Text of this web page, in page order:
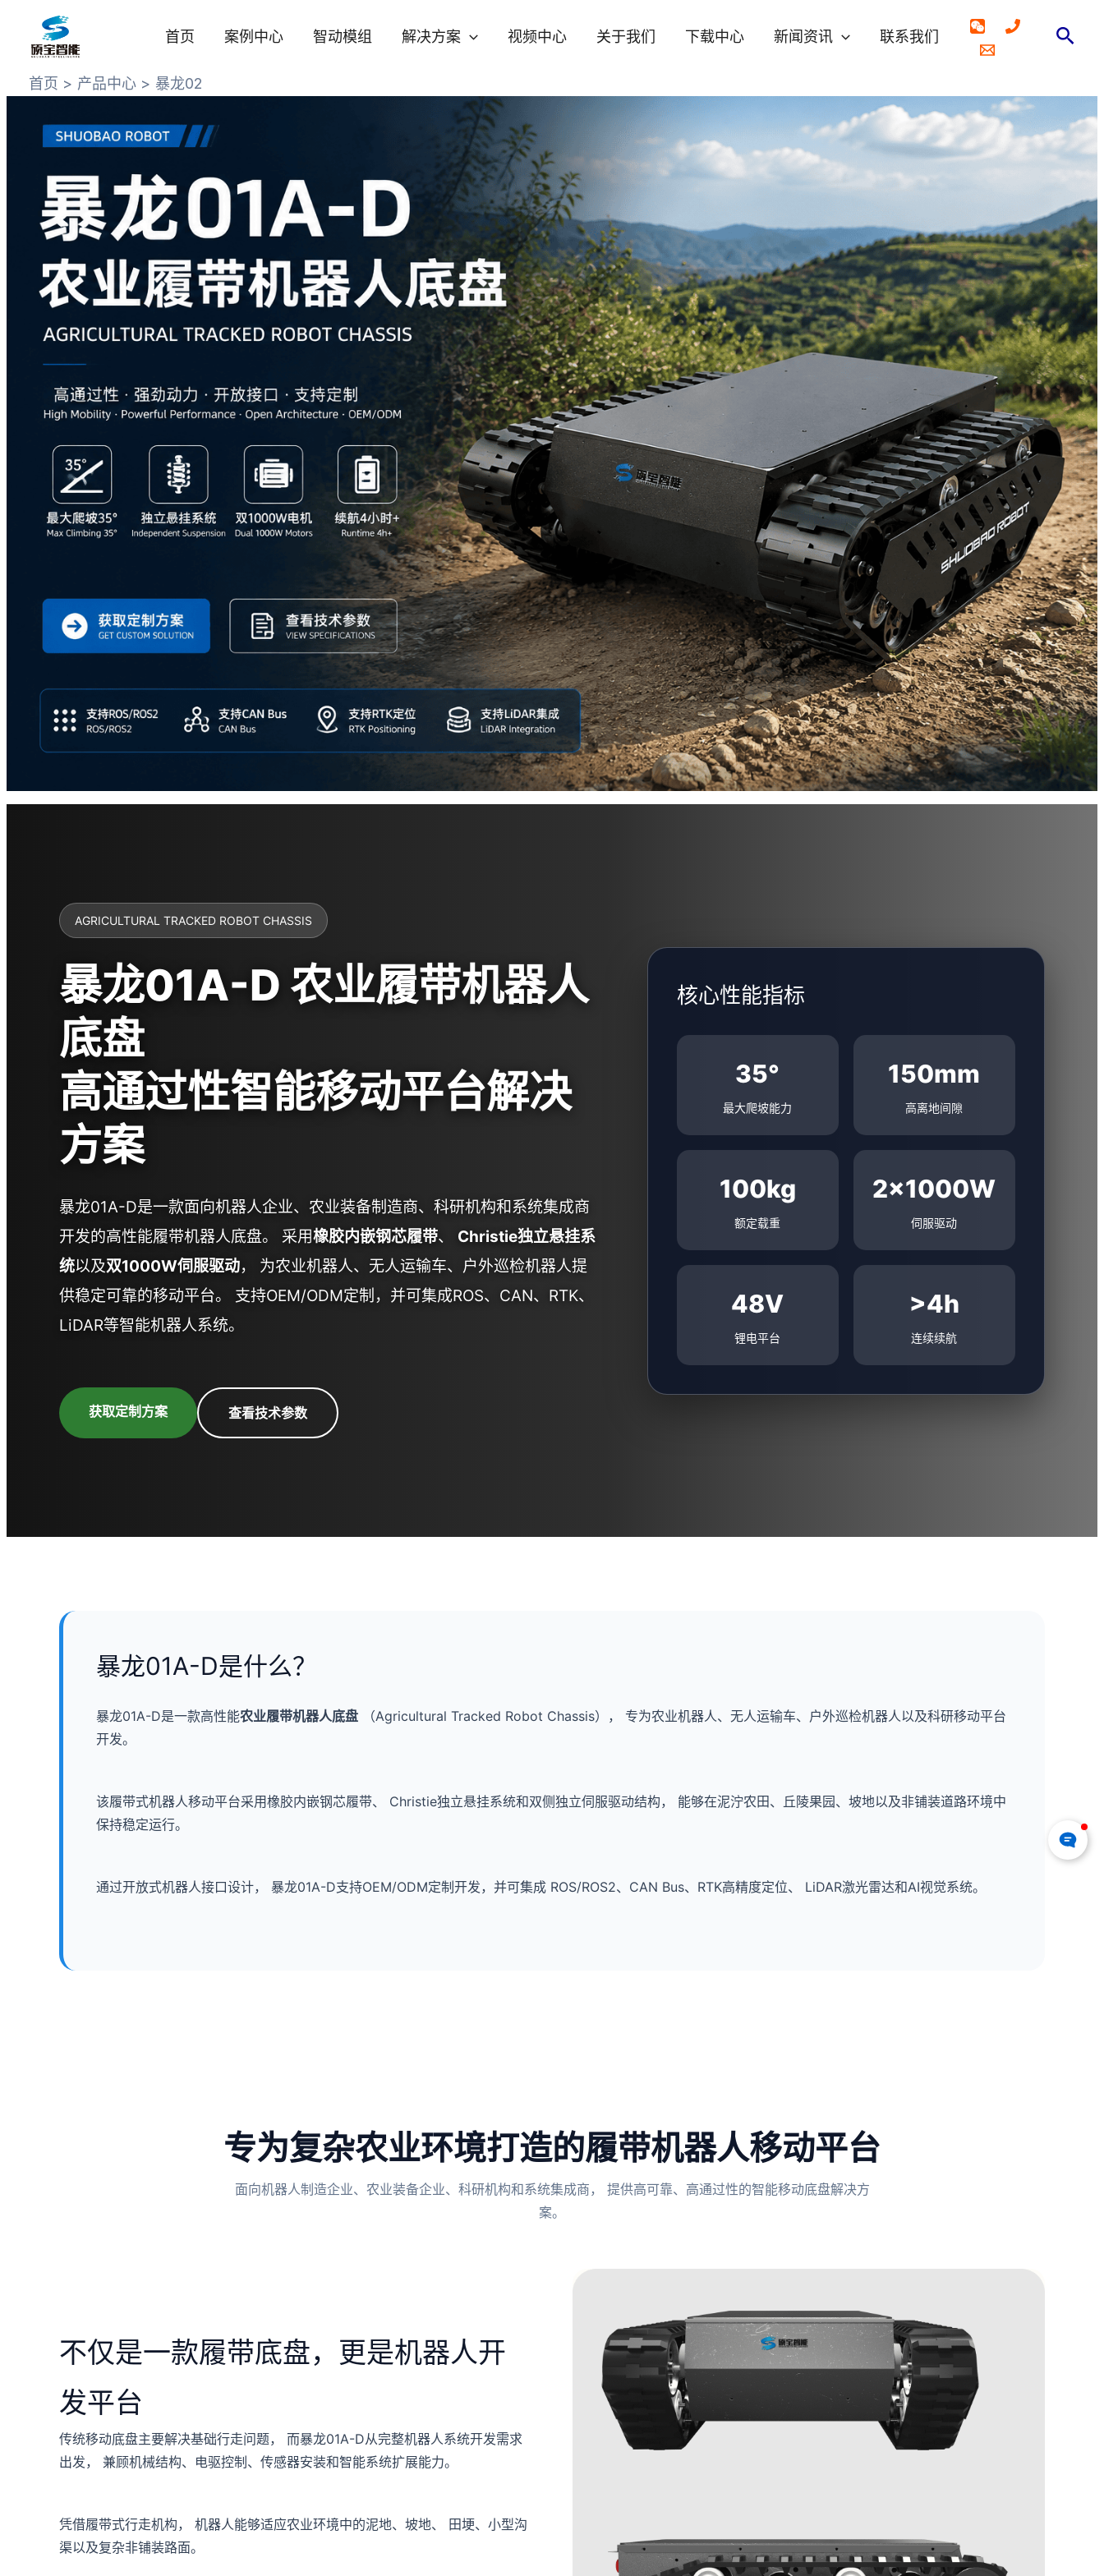
首页 案例中心 智动模组 解决方案 视频中心 关于我们 下载中心 新闻资讯 联系我们
搜
首页 产品中心 暴龙02
AGRICULTURAL TRACKED ROBOT CHASSIS
暴龙01A-D 农业履带机器人
底盘
高通过性智能移动平台解决
方案
暴龙01A-D是一款面向机器人企业、农业装备制造商、科研机构和系统集成商
开发的高性能履带机器人底盘。 采用橡胶内嵌钢芯履带、 Christie独立悬挂系
统以及双1000W伺服驱动， 为农业机器人、无人运输车、户外巡检机器人提
供稳定可靠的移动平台。 支持OEM/ODM定制，并可集成ROS、CAN、RTK、
LiDAR等智能机器人系统。
获取定制方案 查看技术参数
核心性能指标
35°
最大爬坡能力
150mm
高离地间隙
100kg
额定载重
2×1000W
伺服驱动
48V
锂电平台
>4h
连续续航
暴龙01A-D是什么？
暴龙01A-D是一款高性能农业履带机器人底盘 （Agricultural Tracked Robot Chassis）， 专为农业机器人、无人运输车、户外巡检机器人以及科研移动平台
开发。
该履带式机器人移动平台采用橡胶内嵌钢芯履带、 Christie独立悬挂系统和双侧独立伺服驱动结构， 能够在泥泞农田、丘陵果园、坡地以及非铺装道路环境中
保持稳定运行。
通过开放式机器人接口设计， 暴龙01A-D支持OEM/ODM定制开发，并可集成 ROS/ROS2、CAN Bus、RTK高精度定位、 LiDAR激光雷达和AI视觉系统。
专为复杂农业环境打造的履带机器人移动平台
面向机器人制造企业、农业装备企业、科研机构和系统集成商， 提供高可靠、高通过性的智能移动底盘解决方
案。
不仅是一款履带底盘，更是机器人开
发平台
传统移动底盘主要解决基础行走问题， 而暴龙01A-D从完整机器人系统开发需求
出发， 兼顾机械结构、电驱控制、传感器安装和智能系统扩展能力。
凭借履带式行走机构， 机器人能够适应农业环境中的泥地、坡地、 田埂、小型沟
渠以及复杂非铺装路面。